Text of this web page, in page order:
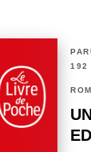
192